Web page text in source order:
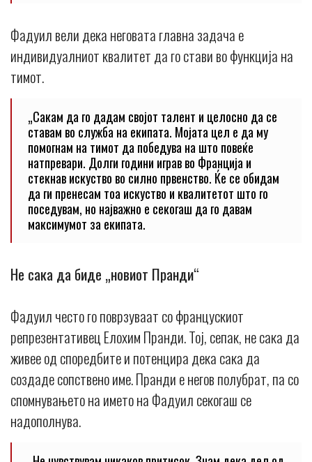
Фадуил вели дека неговата главна задача е
индивидуалниот квалитет да го стави во функција на
тимот.
„Сакам да го дадам својот талент и целосно да се
ставам во служба на екипата. Мојата цел е да му
помогнам на тимот да победува на што повеќе
натпревари. Долги години играв во Франција и
стекнав искуство во силно првенство. Ќе се обидам
да ги пренесам тоа искуство и квалитетот што го
поседувам, но најважно е секогаш да го давам
максимумот за екипата.
Не сака да биде „новиот Пранди“
Фадуил често го поврзуваат со францускиот
репрезентативец Елохим Пранди. Тој, сепак, не сака да
живее од споредбите и потенцира дека сака да
создаде сопствено име. Пранди е негов полубрат, па со
спомнувањето на името на Фадуил секогаш се
надополнува.